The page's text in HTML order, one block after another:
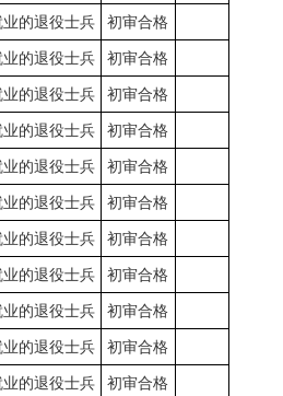
业的退役士兵 初审合格
业的退役士兵 初审合格
业的退役士兵 初审合格
业的退役士兵 初审合格
业的退役士兵 初审合格
业的退役士兵 初审合格
业的退役士兵 初审合格
业的退役士兵 初审合格
业的退役士兵 初审合格
业的退役士兵 初审合格
业的退役士兵 初审合格